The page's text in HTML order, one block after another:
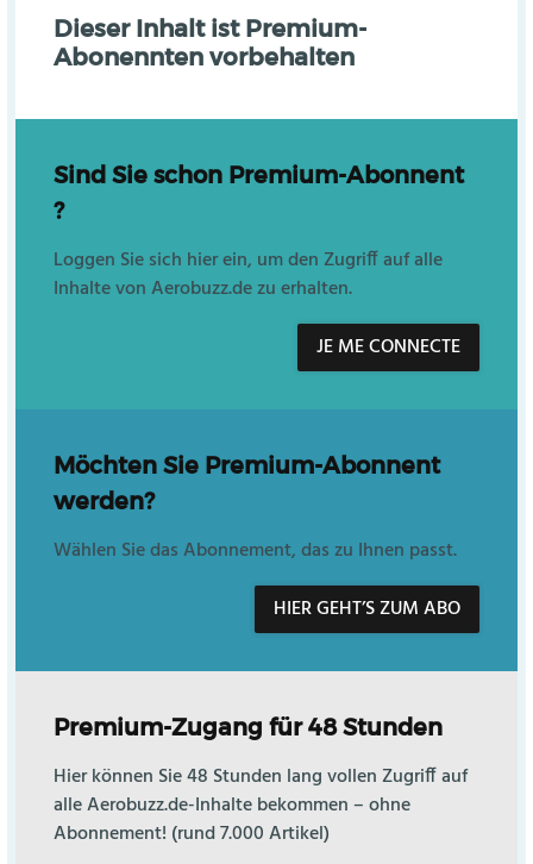
Dieser Inhalt ist Premium-
Abonennten vorbehalten
Sind Sie schon Premium-Abonnent
?
Loggen Sie sich hier ein, um den Zugriff auf alle
Inhalte von Aerobuzz.de zu erhalten.
JE ME CONNECTE
Möchten Sie Premium-Abonnent
werden?
Wählen Sie das Abonnement, das zu Ihnen passt.
HIER GEHT’S ZUM ABO
Premium-Zugang für 48 Stunden
Hier können Sie 48 Stunden lang vollen Zugriff auf
alle Aerobuzz.de-Inhalte bekommen – ohne
Abonnement! (rund 7.000 Artikel)